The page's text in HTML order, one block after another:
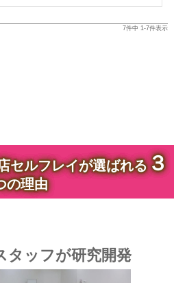
7件中 1-7件表示
セルフレイが選ばれる３
の理由
タッフが研究開発